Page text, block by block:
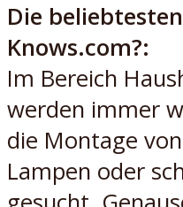
Die
Knows.com?:
Im Bereich
werden immer
die Montage
Lampen oder